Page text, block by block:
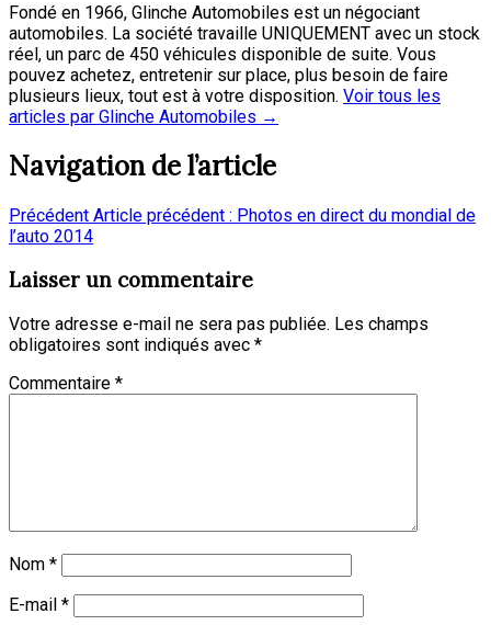
Fondé en 1966, Glinche Automobiles est un négociant
automobiles. La société travaille UNIQUEMENT avec un stock
réel, un parc de 450 véhicules disponible de suite. Vous
pouvez achetez, entretenir sur place, plus besoin de faire
plusieurs lieux, tout est à votre disposition. Voir tous les
articles par Glinche Automobiles →
Navigation de l’article
Précédent Article précédent : Photos en direct du mondial de
l’auto 2014
Laisser un commentaire
Votre adresse e-mail ne sera pas publiée. Les champs
obligatoires sont indiqués avec *
Commentaire *
Nom *
E-mail *